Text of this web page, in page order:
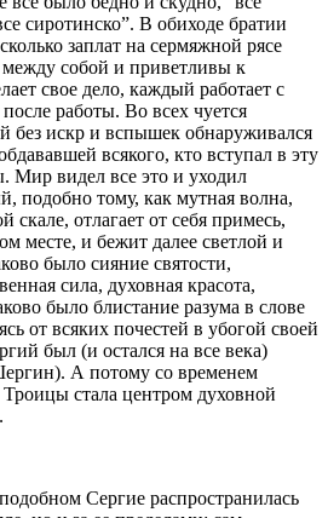
сиротинско”. В обиходе братии
заплат на сермяжной рясе
собой и приветливы к
свое дело, каждый работает с
работы. Во всех чуется
без искр и вспышек обнаруживался
всякого, кто вступал в эту
Мир видел все это и уходил
подобно тому, как мутная волна,
скале, отлагает от себя примесь,
месте, и бежит далее светлой и
было сияние святости,
сила, духовная красота,
было блистание разума в слове
от всяких почестей в убогой своей
был (и остался на все века)
А потому со временем
стала центром духовной
Сергие распространилась